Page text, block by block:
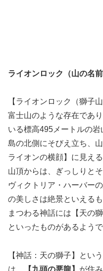
ライオンロック（山の名前
【ライオンロック（獅子
富士山のような存在であ
いる標高495メートルの
島の北側にそびえ立ち、
ライオンの横顔】に見え
山頂からは、ぎっしりと
ヴィクトリア・ハーバー
の美しさは絶景といえる
まつわる神話には【天の
といったものがあるようで
【神話：天の獅子】とい